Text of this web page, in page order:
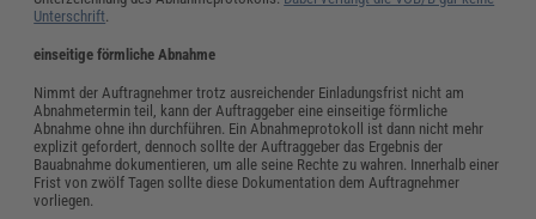
Unterschrift.
einseitige förmliche Abnahme
Nimmt der Auftragnehmer trotz ausreichender Einladungsfrist nicht am
Abnahmetermin teil, kann der Auftraggeber eine einseitige förmliche
Abnahme ohne ihn durchführen. Ein Abnahmeprotokoll ist dann nicht mehr
explizit gefordert, dennoch sollte der Auftraggeber das Ergebnis der
Bauabnahme dokumentieren, um alle seine Rechte zu wahren. Innerhalb einer
Frist von zwölf Tagen sollte diese Dokumentation dem Auftragnehmer
vorliegen.